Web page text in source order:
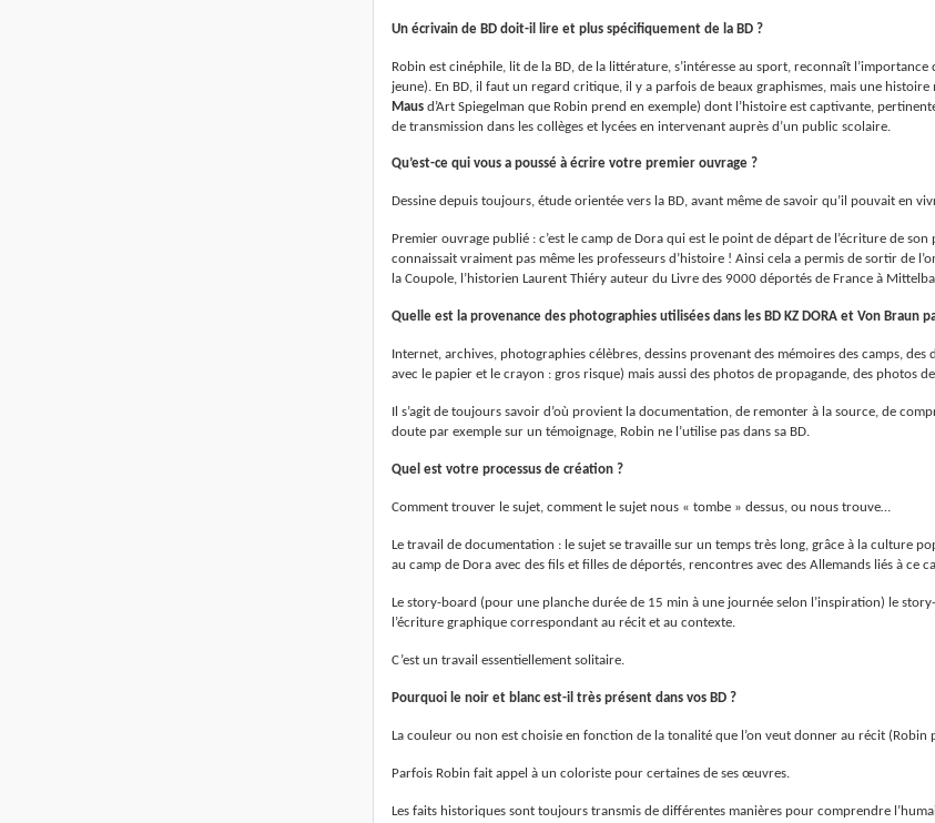
Un écrivain de BD doit-il lire et plus spécifiquement de la BD ?
Robin est cinéphile, lit de la BD, de la littérature, s’intéresse au sport, reconnaît
jeune). En BD, il faut un regard critique, il y a parfois de beaux graphismes, mais une
Maus d’Art Spiegelman que Robin prend en exemple) dont l’histoire est captivante,
de transmission dans les collèges et lycées en intervenant auprès d’un public scolaire.
Qu’est-ce qui vous a poussé à écrire votre premier ouvrage ?
Dessine depuis toujours, étude orientée vers la BD, avant même de savoir qu’il pouvait en
Premier ouvrage publié : c’est le camp de Dora qui est le point de départ de l’écriture de
connaissait vraiment pas même les professeurs d’histoire ! Ainsi cela a permis de sortir de
la Coupole, l’historien Laurent Thiéry auteur du Livre des 9000 déportés de France à
Quelle est la provenance des photographies utilisées dans les BD KZ DORA et Von Braun
Internet, archives, photographies célèbres, dessins provenant des mémoires des camps,
avec le papier et le crayon : gros risque) mais aussi des photos de propagande, des photos
Il s’agit de toujours savoir d’où provient la documentation, de remonter à la source, de
doute par exemple sur un témoignage, Robin ne l’utilise pas dans sa BD.
Quel est votre processus de création ?
Comment trouver le sujet, comment le sujet nous « tombe » dessus, ou nous trouve…
Le travail de documentation : le sujet se travaille sur un temps très long, grâce à la culture
au camp de Dora avec des fils et filles de déportés, rencontres avec des Allemands liés à ce
Le story-board (pour une planche durée de 15 min à une journée selon l’inspiration) le
l’écriture graphique correspondant au récit et au contexte.
C’est un travail essentiellement solitaire.
Pourquoi le noir et blanc est-il très présent dans vos BD ?
La couleur ou non est choisie en fonction de la tonalité que l’on veut donner au récit (Robin
Parfois Robin fait appel à un coloriste pour certaines de ses œuvres.
Les faits historiques sont toujours transmis de différentes manières pour comprendre